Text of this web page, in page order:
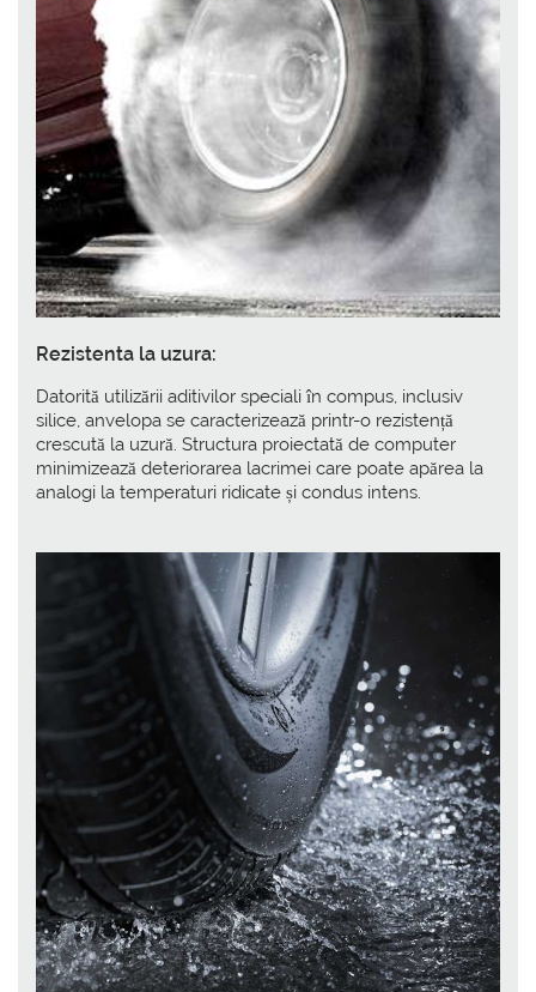
Rezistenta la uzura:
Datorită utilizării aditivilor speciali în compus, inclusiv
silice, anvelopa se caracterizează printr-o rezistență
crescută la uzură. Structura proiectată de computer
minimizează deteriorarea lacrimei care poate apărea la
analogi la temperaturi ridicate și condus intens.